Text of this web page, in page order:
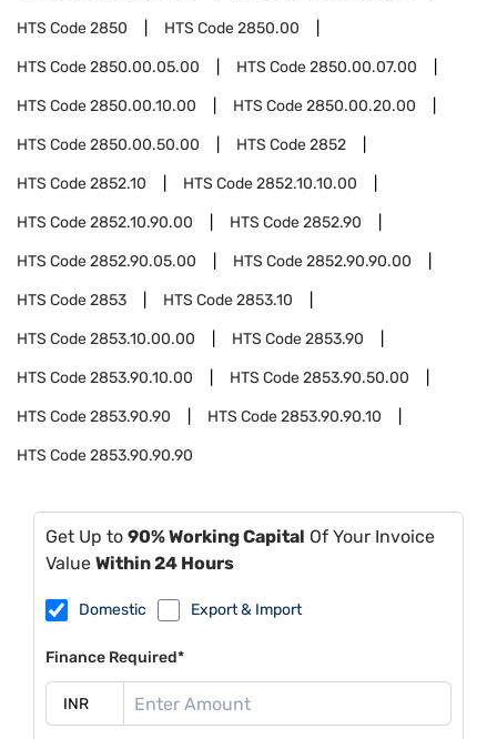
HTS Code2850 HTS Code2850.00
HTS Code2850.00.05.00 HTS Code2850.00.07.00
HTS Code2850.00.10.00 HTS Code2850.00.20.00
HTS Code2850.00.50.00 HTS Code2852
HTS Code2852.10 HTS Code2852.10.10.00
HTS Code2852.10.90.00 HTS Code2852.90
HTS Code2852.90.05.00 HTS Code2852.90.90.00
HTS Code2853 HTS Code2853.10
HTS Code2853.10.00.00 HTS Code2853.90
HTS Code2853.90.10.00 HTS Code2853.90.50.00
HTS Code2853.90.90 HTS Code2853.90.90.10
HTS Code2853.90.90.90
Get Up to 90% Working Capital Of Your Invoice
Value Within 24 Hours
Domestic Export & Import
Finance Required*